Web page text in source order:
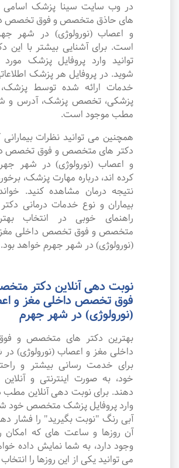
در وب سایت سینا پزشک اسامی
های حاذق متخصص و فوق تخصص
و اعصاب (نورولوژی) در شهر
است. برای آشنایی بیشتر با این
توانید وارد پروفایل پزشک
شوید. در پروفایل هر پزشک
خدمات ارائه شده توسط
پزشکی، تخصص پزشک، آدرس و
مطب موجود است.
همچنین می توانید نظرات بیمارانی
دکتر های متخصص و فوق تخصص
و اعصاب (نورولوژی) در شهر
کرده اند، درباره مهارت پزشک،
نتیجه درمان مشاهده کنید.
بیماران و نوع خدمات درمانی
راهنمای خوبی در انتخاب
متخصص و فوق تخصص داخلی
(نورولوژی) در شهر جهرم خواهد بود.
نوبت دهی آنلاین دکتر
فوق تخصص داخلی مغز و
(نورولوژی) در شهر جهرم
بهترین دکتر های متخصص و
داخلی مغز و اعصاب (نورولوژی)
برای خدمت رسانی بیشتر و
خود، به صورت اینترنتی و
دهند. برای نوبت دهی آنلاین مطب
وارد پروفایل پزشک متخصص خود
آبی رنگ "نوبت بگیرید" را فشار
آن روزها و ساعت های که امکان
وجود دارد، به شما نمایش داده
می توانید یکی از این روزها را